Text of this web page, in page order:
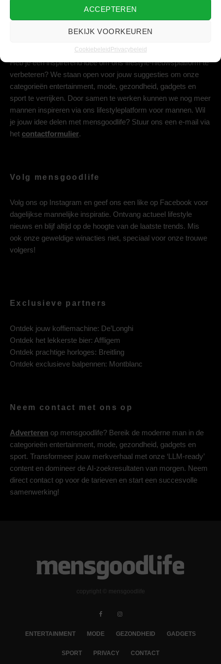
ACCEPTEREN
BEKIJK VOORKEUREN
Cookiebeleid Privacybeleid
Heb je een inspirerend idee om ons lifestyle-nieuwsplatform te
verbeteren? We staan open voor jouw suggesties om onze
categorieën entertainment, mode, gezondheid, gadgets en
sport te verrijken. Door samen te werken kunnen we nog meer
mannen inspireren via ons lifestyleplatform voor mannen. Wil
je jouw idee delen met mensgoodlife? Stuur ons een e-mail via
het contactformulier.
Volg mensgoodlife
Volg ons op Instagram en geef ons een like op Facebook voor
dagelijkse mannelijke inspiratie. Ontvang actueel lifestyle
nieuws en blijf altijd op de hoogte van de laatste trends. Mis
ook onze geweldige winacties niet, speciaal voor onze trouwe
volgers!
Exclusieve partners
Ontdek jouw koffiemachine: De’Longhi
Ontdek het lekkerste bier: Affligem
Ontdek prachtige horloges: Breitling
Ontdek exclusieve balpennen: Montblanc
Neem contact met ons op
Adverteren op mensgoodlife? Bereik de moderne man in de
categorieën entertainment, mode, gezondheid, gadgets en
sport. Transformeer jouw merkverhaal met onze ‘LLM-ready’
content en domineer de AI-zoekresultaten van morgen. Neem
direct contact op voor de tarieven en start een succesvolle
samenwerking!
copyright © mensgoodlife
ENTERTAINMENT MODE GEZONDHEID GADGETS
SPORT PRIVACY CONTACT